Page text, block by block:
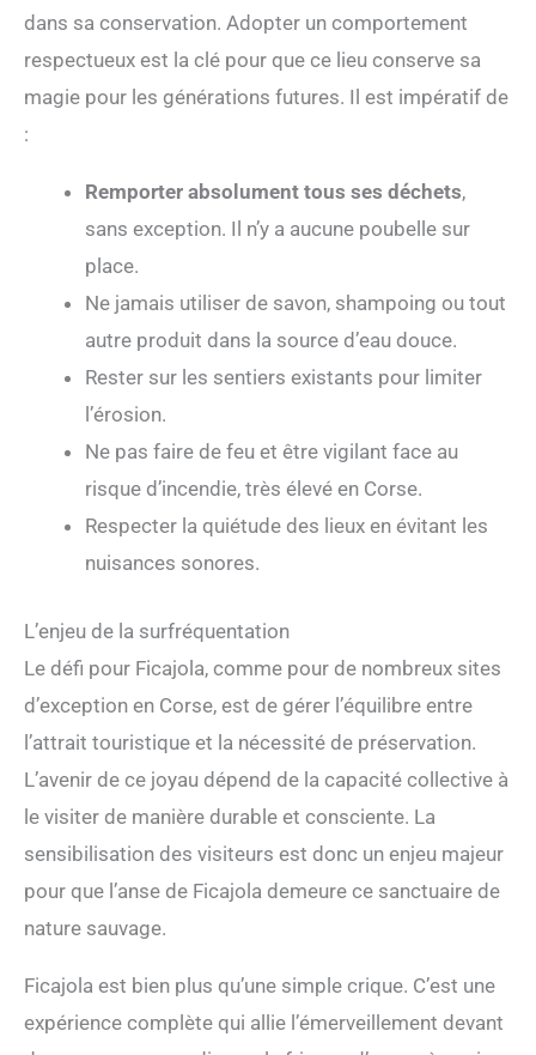
dans sa conservation. Adopter un comportement
respectueux est la clé pour que ce lieu conserve sa
magie pour les générations futures. Il est impératif de
:
Remporter absolument tous ses déchets,
sans exception. Il n’y a aucune poubelle sur
place.
Ne jamais utiliser de savon, shampoing ou tout
autre produit dans la source d’eau douce.
Rester sur les sentiers existants pour limiter
l’érosion.
Ne pas faire de feu et être vigilant face au
risque d’incendie, très élevé en Corse.
Respecter la quiétude des lieux en évitant les
nuisances sonores.
L’enjeu de la surfréquentation
Le défi pour Ficajola, comme pour de nombreux sites
d’exception en Corse, est de gérer l’équilibre entre
l’attrait touristique et la nécessité de préservation.
L’avenir de ce joyau dépend de la capacité collective à
le visiter de manière durable et consciente. La
sensibilisation des visiteurs est donc un enjeu majeur
pour que l’anse de Ficajola demeure ce sanctuaire de
nature sauvage.
Ficajola est bien plus qu’une simple crique. C’est une
expérience complète qui allie l’émerveillement devant